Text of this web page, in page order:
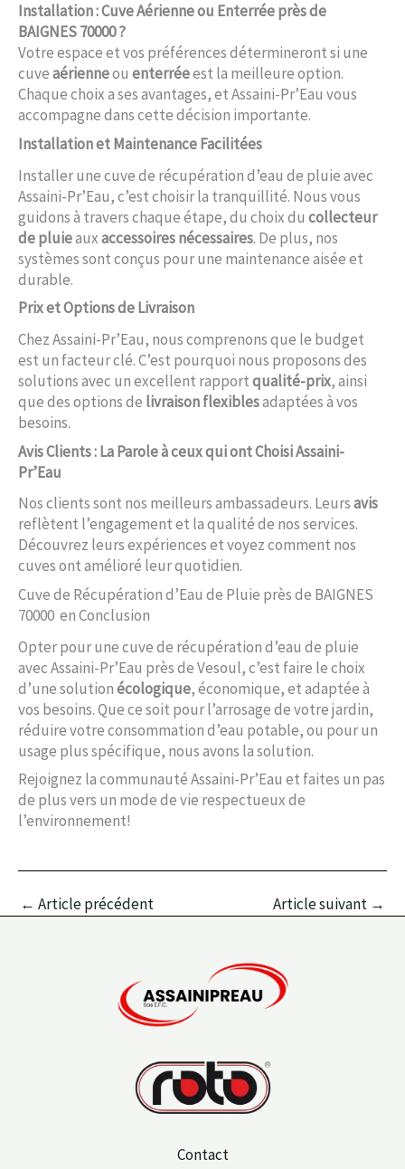
Installation : Cuve Aérienne ou Enterrée près de
BAIGNES 70000 ?
Votre espace et vos préférences détermineront si une
cuveaérienneou enterréeest la meilleure option.
Chaque choix a ses avantages, et Assaini-Pr’Eau vous
accompagne dans cette décision importante.
Installation et Maintenance Facilitées
Installer une cuve de récupération d’eau de pluie avec
Assaini-Pr’Eau, c’est choisir la tranquillité. Nous vous
guidons à travers chaque étape, du choix du collecteur
de pluieauxaccessoires nécessaires. De plus, nos
systèmes sont conçus pour une maintenance aisée et
durable.
Prix et Options de Livraison
Chez Assaini-Pr’Eau, nous comprenons que le budget
est un facteur clé. C’est pourquoi nous proposons des
solutions avec un excellent rapportqualité-prix, ainsi
que des options de livraison flexiblesadaptées à vos
besoins.
Avis Clients : La Parole à ceux qui ont Choisi Assaini-
Pr’Eau
Nos clients sont nos meilleurs ambassadeurs. Leursavis
reflètent l’engagement et la qualité de nos services.
Découvrez leurs expériences et voyez comment nos
cuves ont amélioré leur quotidien.
Cuve de Récupération d’Eau de Pluie près de BAIGNES
70000 en Conclusion
Opter pour une cuve de récupération d’eau de pluie
avec Assaini-Pr’Eau près de Vesoul, c’est faire le choix
d’une solutionécologique, économique, et adaptée à
vos besoins. Que ce soit pour l’arrosage de votre jardin,
réduire votre consommation d’eau potable, ou pour un
usage plus spécifique, nous avons la solution.
Rejoignez la communauté Assaini-Pr’Eau et faites un pas
de plus vers un mode de vie respectueux de
l’environnement!
← Article précédent Article suivant →
Contact